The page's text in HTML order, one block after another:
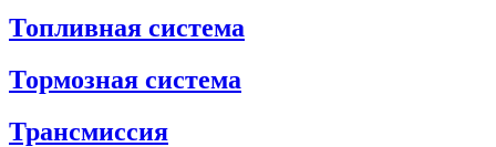
Топливная система
Тормозная система
Трансмиссия